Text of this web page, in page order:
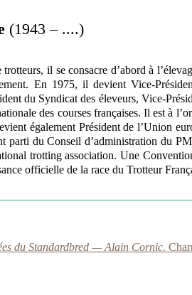
(1943 – ....)
il se consacre d’abord à
En 1975, il devient Vice-
du Syndicat des éleveurs, Vice-
des courses françaises. Il est à
également Président de l’Union
parti du Conseil d’administration du
trotting association. Une
officielle de la race du Trotteur
du Standardbred — Alain Cornic.